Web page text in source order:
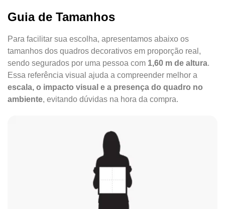
Guia de Tamanhos
Para facilitar sua escolha, apresentamos abaixo os
tamanhos dos quadros decorativos em proporção real,
sendo segurados por uma pessoa com 1,60 m de altura.
Essa referência visual ajuda a compreender melhor a
escala, o impacto visual e a presença do quadro no
ambiente, evitando dúvidas na hora da compra.